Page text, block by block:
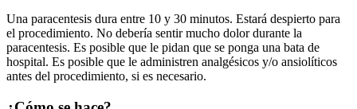
Una paracentesis dura entre 10 y 30 minutos. Estará despierto para
el procedimiento. No debería sentir mucho dolor durante la
paracentesis. Es posible que le pidan que se ponga una bata de
hospital. Es posible que le administren analgésicos y/o ansiolíticos
antes del procedimiento, si es necesario.